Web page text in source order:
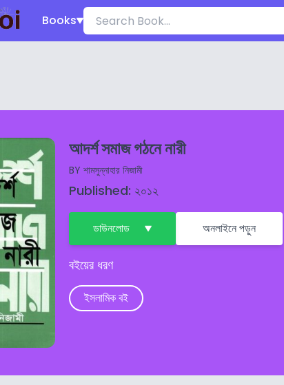
Books
আদর্শ সমাজ গঠনে নারী
BY শামসুন্নাহার নিজামী
Published: ২০১২
ডাউনলোড অনলাইনে পড়ুন
বইয়ের ধরণ
ইসলামিক বই